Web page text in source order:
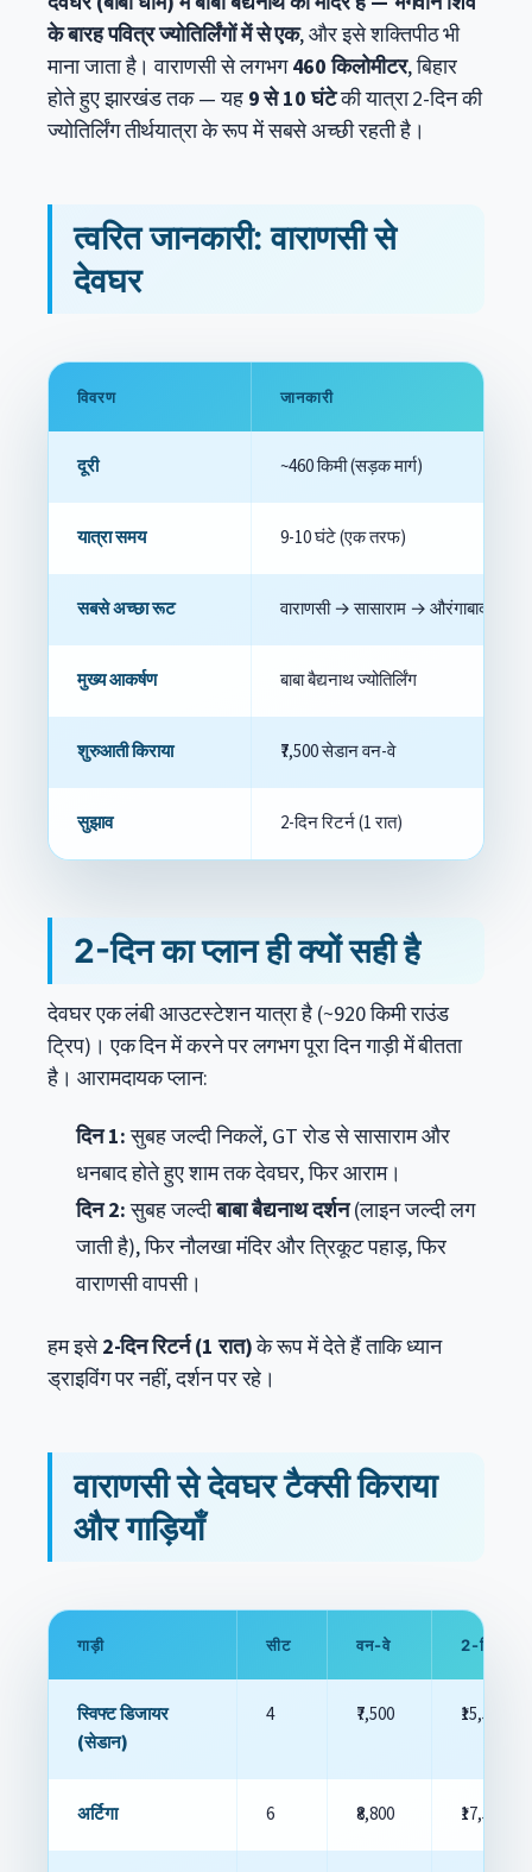
के बारह पवित्र ज्योतिर्लिंगों में से एक, और इसे शक्तिपीठ भी
माना जाता है। वाराणसी से लगभग460 किलोमीटर, बिहार
होते हुए झारखंड तक — यह 9 से 10 घंटेकी यात्रा 2-दिन की
ज्योतिर्लिंग तीर्थयात्रा के रूप में सबसे अच्छी रहती है।
त्वरित जानकारी: वाराणसी से
देवघर
विवरण जानकारी
दूरी ~460 किमी (सड़क मार्ग)
यात्रा समय 9-10 घंटे (एक तरफ)
सबसे अच्छा रूट वाराणसी → सासाराम → औरंगाबाद →
मुख्य आकर्षण बाबा बैद्यनाथ ज्योतिर्लिंग
शुरुआती किराया ₹7,500 सेडान वन-वे
सुझाव 2-दिन रिटर्न (1 रात)
2-दिन का प्लान ही क्यों सही है
देवघर एक लंबी आउटस्टेशन यात्रा है (~920 किमी राउंड
ट्रिप)। एक दिन में करने पर लगभग पूरा दिन गाड़ी में बीतता
है। आरामदायक प्लान:
दिन 1:सुबह जल्दी निकलें, GT रोड से सासाराम और
धनबाद होते हुए शाम तक देवघर, फिर आराम।
दिन 2:सुबह जल्दीबाबा बैद्यनाथ दर्शन(लाइन जल्दी लग
जाती है), फिर नौलखा मंदिर और त्रिकूट पहाड़, फिर
वाराणसी वापसी।
हम इसे2-दिन रिटर्न (1 रात)के रूप में देते हैं ताकि ध्यान
ड्राइविंग पर नहीं, दर्शन पर रहे।
वाराणसी से देवघर टैक्सी किराया
और गाड़ियाँ
गाड़ी सीट वन-वे 2-दिन
स्विफ्ट डिजायर
(सेडान)
4 ₹7,500 ₹15,500
अर्टिगा 6 ₹8,800 ₹17,500